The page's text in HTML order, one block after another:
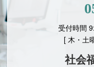
受付時間
[ 木・土
社会